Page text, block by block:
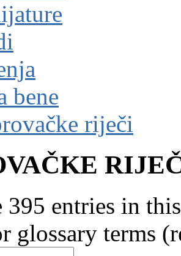
bene
riječi
395 entries in
glossary terms